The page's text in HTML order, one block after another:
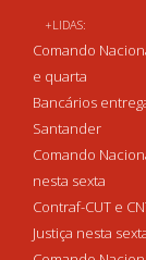
+LIDAS:
Comando
e quarta
Bancários
Santander
Comando
nesta sexta
Contraf-CUT e
Justiça nesta